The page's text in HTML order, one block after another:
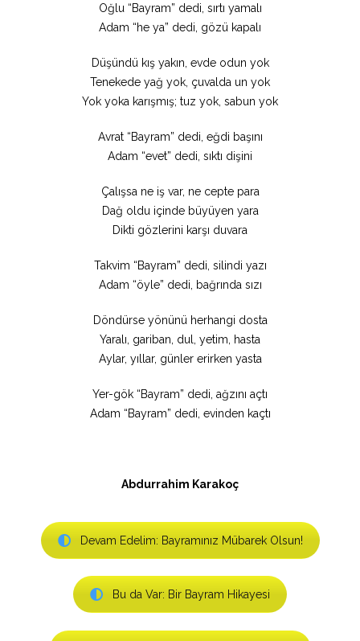
Oğlu “Bayram” dedi, sırtı yamalı
Adam “he ya” dedi, gözü kapalı
Düşündü kış yakın, evde odun yok
Tenekede yağ yok, çuvalda un yok
Yok yoka karışmış; tuz yok, sabun yok
Avrat “Bayram” dedi, eğdi başını
Adam “evet” dedi, sıktı dişini
Çalışsa ne iş var, ne cepte para
Dağ oldu içinde büyüyen yara
Dikti gözlerini karşı duvara
Takvim “Bayram” dedi, silindi yazı
Adam “öyle” dedi, bağrında sızı
Döndürse yönünü herhangi dosta
Yaralı, gariban, dul, yetim, hasta
Aylar, yıllar, günler erirken yasta
Yer-gök “Bayram” dedi, ağzını açtı
Adam “Bayram” dedi, evinden kaçtı
Abdurrahim Karakoç
Devam Edelim: Bayramınız Mübarek Olsun!
Bu da Var: Bir Bayram Hikayesi